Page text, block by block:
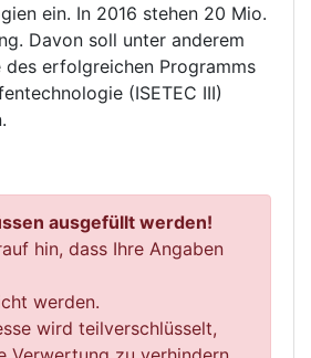
ein. In 2016 stehen 20 Mio.
Davon soll unter anderem
erfolgreichen Programms
(ISETEC III)
ausgefüllt werden!
hin, dass Ihre Angaben
werden.
wird teilverschlüsselt,